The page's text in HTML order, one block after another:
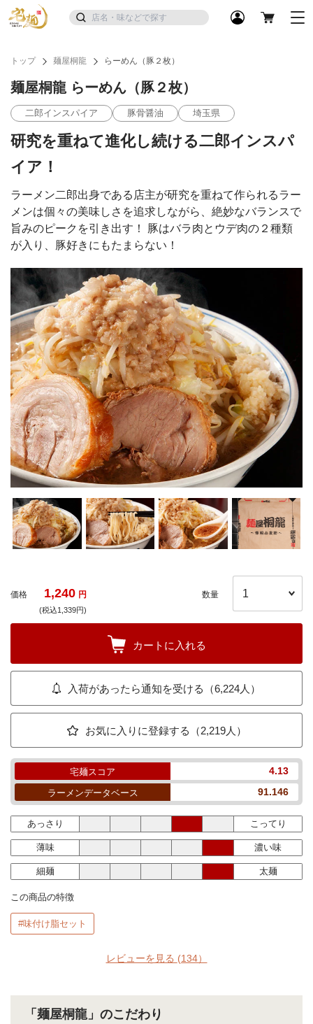
トップ 麺屋桐龍 らーめん（豚２枚）
麺屋桐龍 らーめん（豚２枚）
二郎インスパイア 豚骨醤油 埼玉県
研究を重ねて進化し続ける二郎インスパ
イア！
ラーメン二郎出身である店主が研究を重ねて作られるラー
メンは個々の美味しさを追求しながら、絶妙なバランスで
旨みのピークを引き出す！ 豚はバラ肉とウデ肉の２種類
が入り、豚好きにもたまらない！
価格 1,240 円
(税込1,339円)
数量
カートに入れる
入荷があったら通知を受ける（6,224人）
お気に入りに登録する（2,219人）
宅麺スコア 4.13
ラーメンデータベース 91.146
あっさり こってり
薄味 濃い味
細麺 太麺
この商品の特徴
#味付け脂セット
レビューを見る (134）
「麺屋桐龍」のこだわり